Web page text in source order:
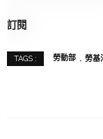
訂閱
TAGS : 勞動部 勞基